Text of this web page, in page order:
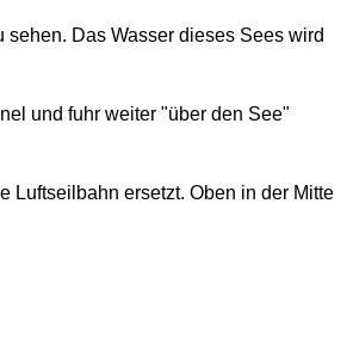
Das Wasser dieses Sees wird
und fuhr weiter "über den See"
Luftseilbahn ersetzt. Oben in der Mitte